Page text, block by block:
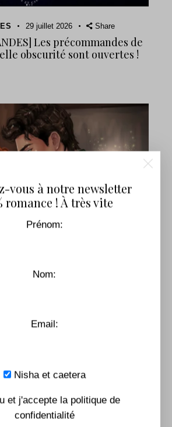
29 juillet 2026 Share
Les précommandes de
obscurité sont ouvertes !
vous à notre newsletter
romance ! À très vite
Prénom:
Nom:
Email:
Nisha et caetera
et j'accepte la politique de
confidentialité